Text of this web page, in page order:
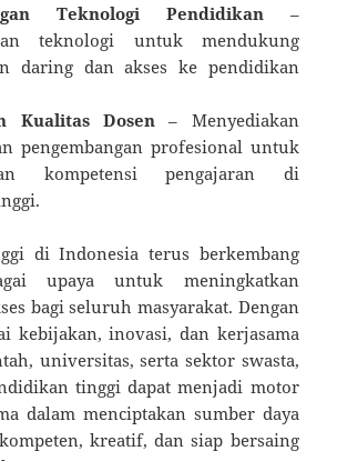
Teknologi Pendidikan –
teknologi untuk mendukung
daring dan akses ke pendidikan
Kualitas Dosen – Menyediakan
pengembangan profesional untuk
kompetensi pengajaran di
di Indonesia terus berkembang
upaya untuk meningkatkan
bagi seluruh masyarakat. Dengan
kebijakan, inovasi, dan kerjasama
universitas, serta sektor swasta,
tinggi dapat menjadi motor
dalam menciptakan sumber daya
kreatif, dan siap bersaing